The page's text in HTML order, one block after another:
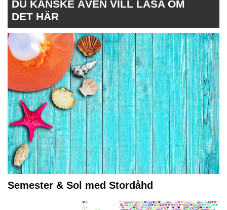
DU KANSKE ÄVEN VILL LÄSA OM
DET HÄR
Semester & Sol med Stordåhd